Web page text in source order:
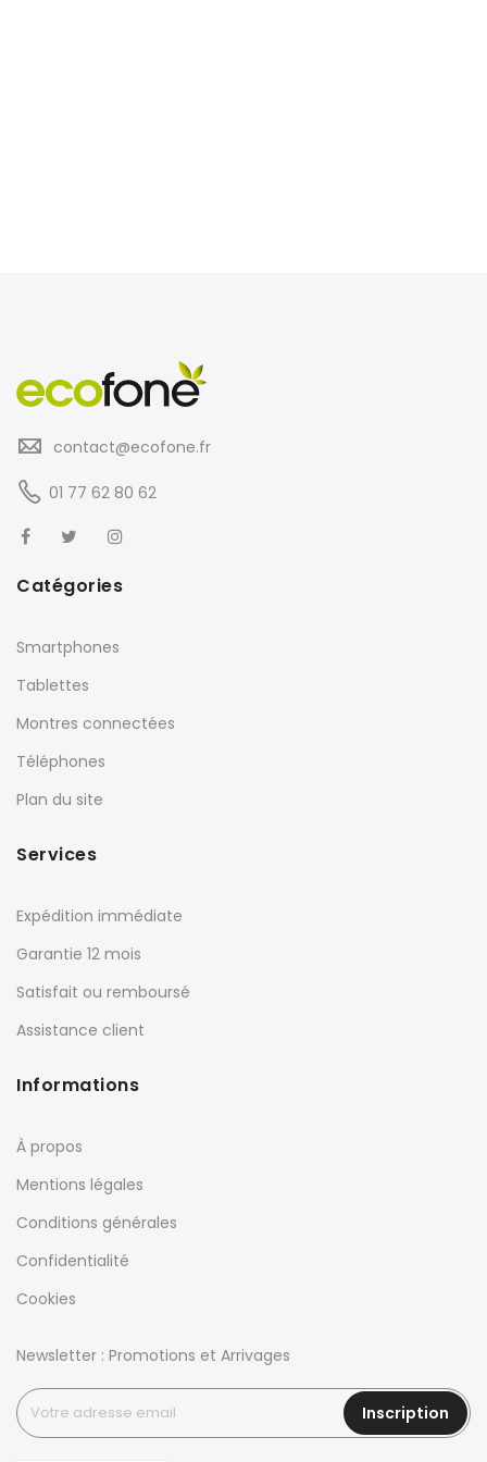
contact@ecofone.fr
01 77 62 80 62
Catégories
Smartphones
Tablettes
Montres connectées
Téléphones
Plan du site
Services
Expédition immédiate
Garantie 12 mois
Satisfait ou remboursé
Assistance client
Informations
À propos
Mentions légales
Conditions générales
Confidentialité
Cookies
Newsletter : Promotions et Arrivages
Inscription